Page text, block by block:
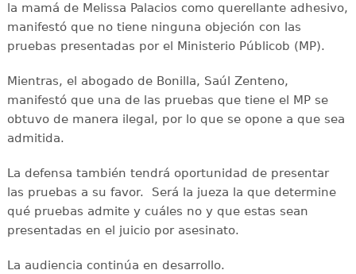
la mamá de Melissa Palacios como querellante adhesivo,
manifestó que no tiene ninguna objeción con las
pruebas presentadas por el Ministerio Públicob (MP).
Mientras, el abogado de Bonilla, Saúl Zenteno,
manifestó que una de las pruebas que tiene el MP se
obtuvo de manera ilegal, por lo que se opone a que sea
admitida.
La defensa también tendrá oportunidad de presentar
las pruebas a su favor. Será la jueza la que determine
qué pruebas admite y cuáles no y que estas sean
presentadas en el juicio por asesinato.
La audiencia continúa en desarrollo.